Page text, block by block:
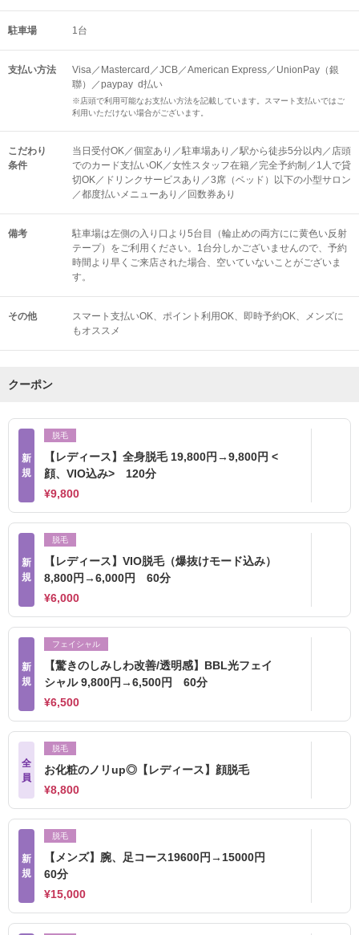
駐車場 1台
支払い方法
Visa／Mastercard／JCB／American Express／UnionPay（銀
聯）／paypay d払い
※店頭で利用可能なお支払い方法を記載しています。スマート支払いではご
利用いただけない場合がございます。
こだわり
条件
当日受付OK／個室あり／駐車場あり／駅から徒歩5分以内／店頭
でのカード支払いOK／女性スタッフ在籍／完全予約制／1人で貸
切OK／ドリンクサービスあり／3席（ベッド）以下の小型サロン
／都度払いメニューあり／回数券あり
備考
駐車場は左側の入り口より5台目（輪止めの両方にに黄色い反射
テープ）をご利用ください。1台分しかございませんので、予約
時間より早くご来店された場合、空いていないことがございま
す。
その他 スマート支払いOK ポイント利用OK 即時予約OK
メンズに
もオススメ
クーポン
新
規
脱毛
【レディース】全身脱毛 19,800円→9,800円 <
顔、VIO込み> 120分
¥9,800
新
規
脱毛
【レディース】VIO脱毛（爆抜けモード込み）
8,800円→6,000円 60分
¥6,000
新
規
フェイシャル
【驚きのしみしわ改善/透明感】BBL光フェイ
シャル 9,800円→6,500円 60分
¥6,500
全
員
脱毛
お化粧のノリup◎【レディース】顔脱毛
¥8,800
新
規
脱毛
【メンズ】腕、足コース19600円→15000円
60分
¥15,000